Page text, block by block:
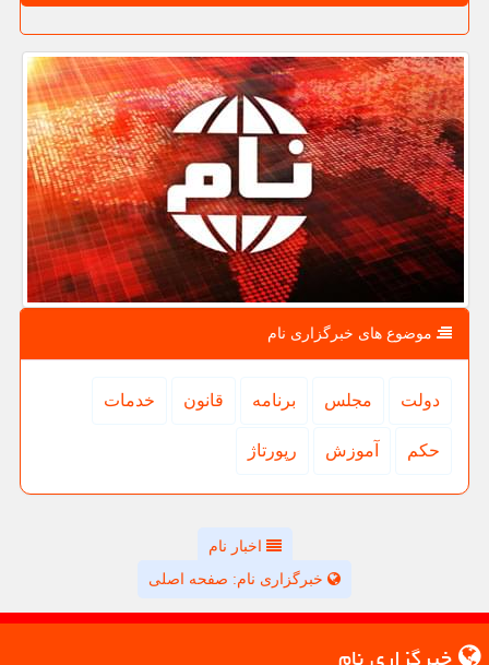
موضوع های خبرگزاری نام
دولت مجلس برنامه قانون خدمات
حكم آموزش رپورتاژ
اخبار نام
خبرگزاری نام: صفحه اصلی